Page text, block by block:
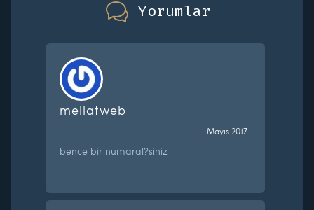
Yorumlar
mellatweb
Mayıs 2017
bence bir numaral?siniz